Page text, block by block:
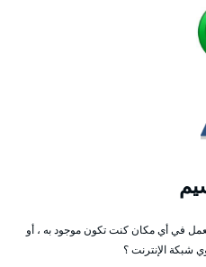
في أي مكان كنت تكون موجود به ، أو
شبكة الإنترنت ؟